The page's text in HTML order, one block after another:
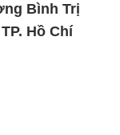
Bình Trị
Hồ Chí